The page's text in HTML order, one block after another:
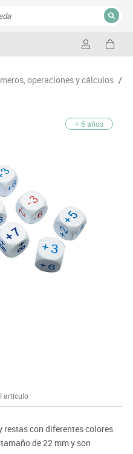
CERRAR
operaciones y cálculos /
+ 6 años
artículo
restas con diferentes colores
de 22 mm y son